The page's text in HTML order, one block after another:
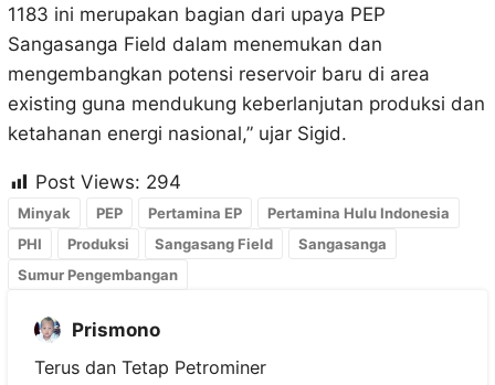
1183 ini merupakan bagian dari upaya PEP
Sangasanga Field dalam menemukan dan
mengembangkan potensi reservoir baru di area
existing guna mendukung keberlanjutan produksi dan
ketahanan energi nasional,” ujar Sigid.
Post Views: 294
Minyak PEP Pertamina EP
Pertamina Hulu Indonesia
PHI
Produksi Sangasang Field
Sangasanga
Sumur Pengembangan
Prismono
Terus dan Tetap Petrominer